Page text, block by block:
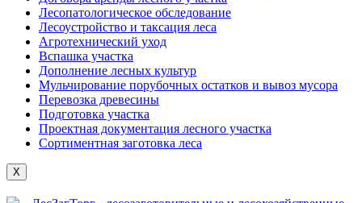
Лесопатологическое обследование
Лесоустройство и таксация леса
Агротехнический уход
Вспашка участка
Дополнение лесных культур
Мульчирование порубочных остатков и вывоз мусора
Перевозка древесины
Подготовка участка
Проектная документация лесного участка
Сортиментная заготовка леса
X